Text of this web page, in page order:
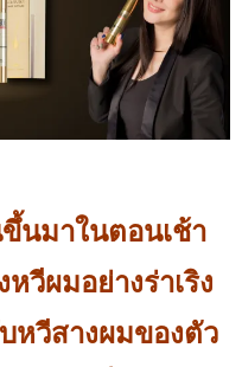
นมาในตอนเช้า
วีผมอย่างร่าเริง
หวีสางผมของตัว